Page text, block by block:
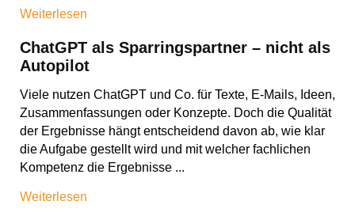
Weiterlesen
ChatGPT als Sparringspartner – nicht als
Autopilot
Viele nutzen ChatGPT und Co. für Texte, E-Mails, Ideen,
Zusammenfassungen oder Konzepte. Doch die Qualität
der Ergebnisse hängt entscheidend davon ab, wie klar
die Aufgabe gestellt wird und mit welcher fachlichen
Kompetenz die Ergebnisse ...
Weiterlesen